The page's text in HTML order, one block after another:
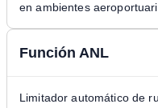
en ambientes
Función ANL
Limitador automático de